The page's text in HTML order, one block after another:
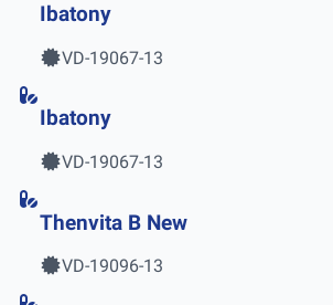
Ibatony
VD-19067-13
Ibatony
VD-19067-13
Thenvita B New
VD-19096-13